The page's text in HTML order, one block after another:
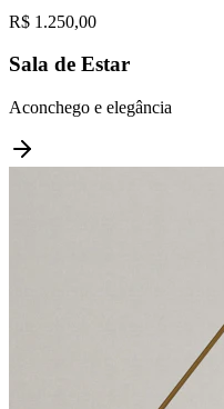
R$ 1.250,00
Sala de Estar
Aconchego e elegância